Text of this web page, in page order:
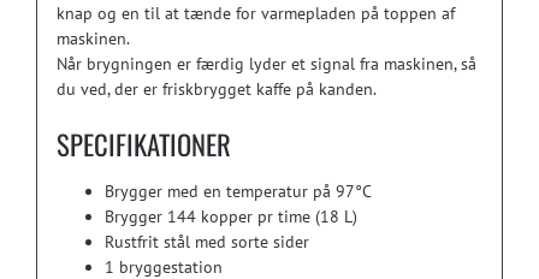
knap og en til at tænde for varmepladen på toppen af
maskinen.
Når brygningen er færdig lyder et signal fra maskinen, så
du ved, der er friskbrygget kaffe på kanden.
SPECIFIKATIONER
Brygger med en temperatur på 97°C
Brygger 144 kopper pr time (18 L)
Rustfrit stål med sorte sider
1 bryggestation